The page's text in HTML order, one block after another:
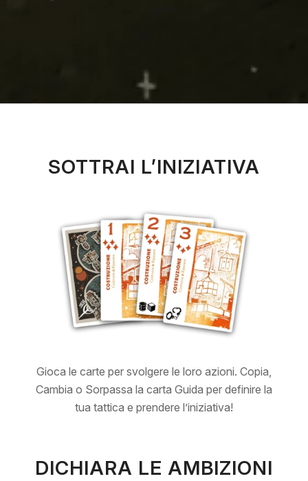
SOTTRAI L’INIZIATIVA
Gioca le carte per svolgere le loro azioni. Copia,
Cambia o Sorpassa la carta Guida per definire la
tua tattica e prendere l’iniziativa!
DICHIARA LE AMBIZIONI